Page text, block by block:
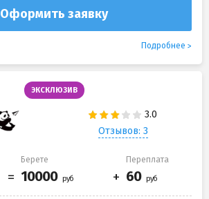
Оформить заявку
Подробнее
ЭКСКЛЮЗИВ
Отзывов: 3
Берете Переплата